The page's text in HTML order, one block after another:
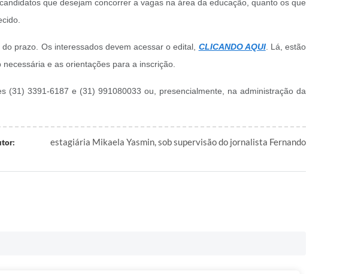
que desejam concorrer a vagas na área da educação, quanto os que
prazo. Os interessados devem acessar o edital, CLICANDO AQUI. Lá, estão
e as orientações para a inscrição.
(31) 3391-6187 e (31) 991080033 ou, presencialmente, na administração da
estagiária Mikaela Yasmin, sob supervisão do jornalista Fernando